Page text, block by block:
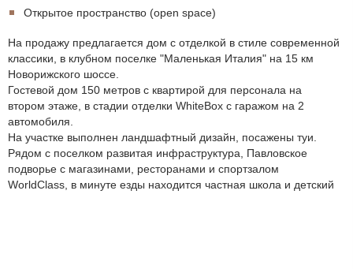
Открытое пространство (open space)
На продажу предлагается дом с отделкой в стиле современной
классики, в клубном поселке "Маленькая Италия" на 15 км
Новорижского шоссе.
Гостевой дом 150 метров с квартирой для персонала на
втором этаже, в стадии отделки WhiteBox с гаражом на 2
автомобиля.
На участке выполнен ландшафтный дизайн, посажены туи.
Рядом с поселком развитая инфраструктура, Павловское
подворье с магазинами, ресторанами и спортзалом
WorldClass, в минуте езды находится частная школа и детский